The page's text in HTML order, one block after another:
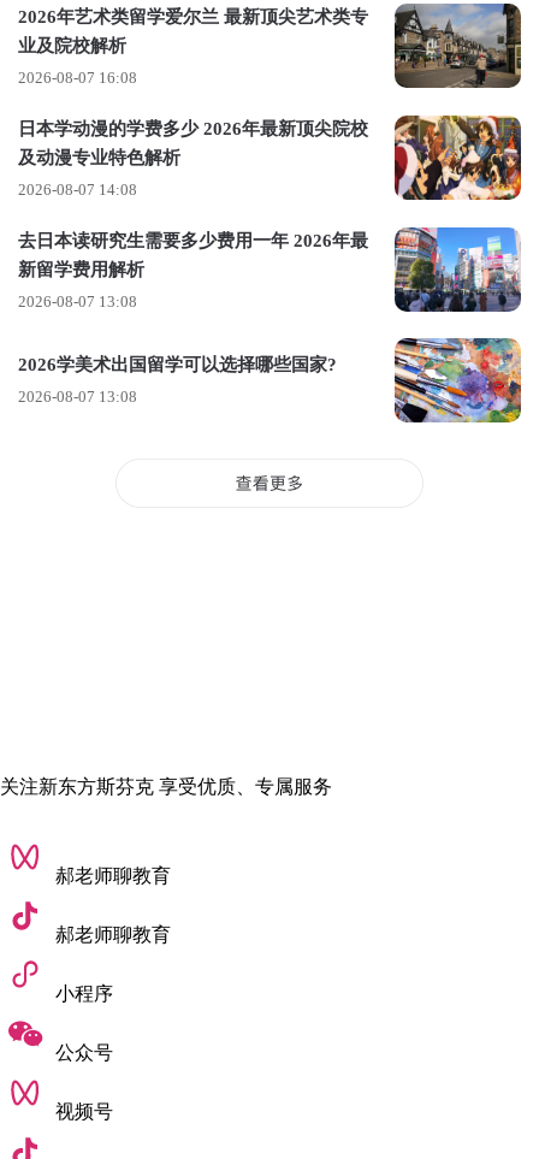
01
登上小众而独立的《BranD》
热销全球19个国家，86家最美书店
如果你是一名艺术生，那么一定对《BranD》这本杂志不陌生！
《BranD》创刊于2012年，是亚洲首本洞察品牌视觉传达中的创
造力的创意杂志，是一本
获得红点、iF、德国设计联盟、ico-
D、伦敦Stack Awards，香港、泰国、德国、丹麦设计中心等联
BranD 广州艺术书展
2026年艺术类留学爱尔兰 最新顶尖艺术类专
业及院校解析
2026-08-07 16:08
日本学动漫的学费多少 2026年最新顶尖院校
及动漫专业特色解析
2026-08-07 14:08
去日本读研究生需要多少费用一年 2026年最
新留学费用解析
2026-08-07 13:08
2026学美术出国留学可以选择哪些国家?
2026-08-07 13:08
关注新东方斯芬克 享受优质、专属服务
郝老师聊教育
郝老师聊教育
小程序
公众号
视频号